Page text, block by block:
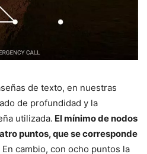
de texto, en nuestras
de profundidad y la
utilizada. El mínimo de nodos
puntos, que se corresponde
En cambio, con ocho puntos la